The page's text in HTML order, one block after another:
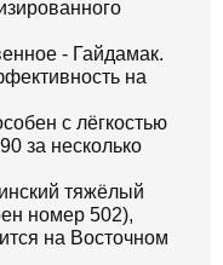
- Гайдамак.
на
с лёгкостью
за несколько
тяжёлый
номер 502),
на Восточном